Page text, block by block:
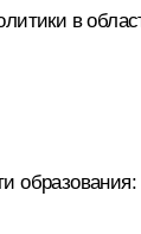
в
образования: